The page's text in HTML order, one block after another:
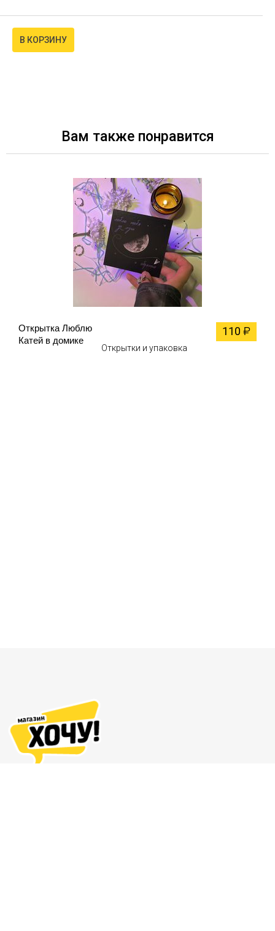
В КОРЗИНУ
Вам также понравится
Открытка Люблю
Катей в домике
110 ₽
Открытки и упаковка